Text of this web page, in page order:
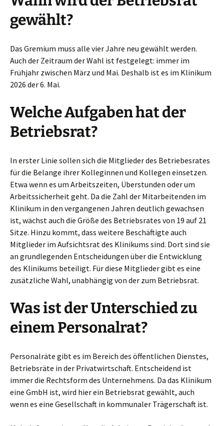
gewählt?
Das Gremium muss alle vier Jahre neu gewählt werden.
Auch der Zeitraum der Wahl ist festgelegt: immer im
Frühjahr zwischen März und Mai. Deshalb ist es im Klinikum
2026 der 6. Mai.
Welche Aufgaben hat der
Betriebsrat?
In erster Linie sollen sich die Mitglieder des Betriebesrates
für die Belange ihrer Kolleginnen und Kollegen einsetzen.
Etwa wenn es um Arbeitszeiten, Überstunden oder um
Arbeitssicherheit geht. Da die Zahl der Mitarbeitenden im
Klinikum in den vergangenen Jahren deutlich gewachsen
ist, wächst auch die Größe des Betriebsrates von 19 auf 21
Sitze. Hinzu kommt, dass weitere Beschäftigte auch
Mitglieder im Aufsichtsrat des Klinikums sind. Dort sind sie
an grundlegenden Entscheidungen über die Entwicklung
des Klinikums beteiligt. Für diese Mitglieder gibt es eine
zusätzliche Wahl, unabhängig von der zum Betriebsrat.
Was ist der Unterschied zu
einem Personalrat?
Personalräte gibt es im Bereich des öffentlichen Dienstes,
Betriebsräte in der Privatwirtschaft. Entscheidend ist
immer die Rechtsform des Unternehmens. Da das Klinikum
eine GmbH ist, wird hier ein Betriebsrat gewählt, auch
wenn es eine Gesellschaft in kommunaler Trägerschaft ist.